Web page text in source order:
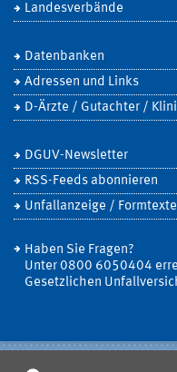
Landesverbände
Datenbanken
Adressen und Links
D-Ärzte / Gutachter /
DGUV-Newsletter
RSS-Feeds abonnieren
Unfallanzeige / Formtexte
Haben Sie Fragen?
Unter 0800 6050404
Gesetzlichen